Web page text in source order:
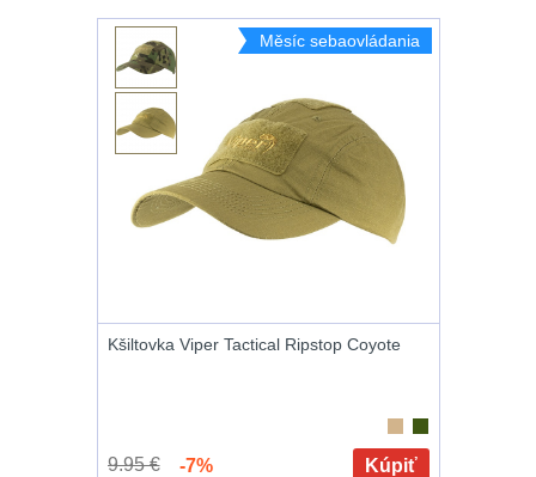
Měsíc sebaovládania
Kšiltovka Viper Tactical Ripstop Coyote
9.95 €-7% Kúpiť